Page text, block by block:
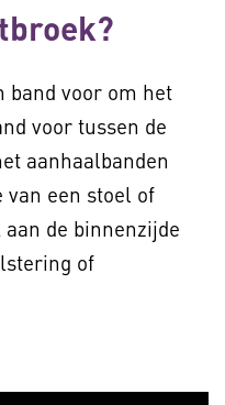
band voor om het
voor tussen de
aanhaalbanden
een stoel of
de binnenzijde
of